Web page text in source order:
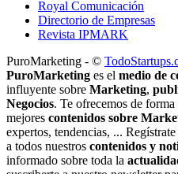
Royal Comunicación
Directorio de Empresas
Revista IPMARK
PuroMarketing - ©
PuroMarketing es el medio de
influyente sobre Marketing,
Negocios. Te ofrecemos de
mejores contenidos sobre
expertos, tendencias, ...
a todos nuestros contenidos y
informado sobre toda la